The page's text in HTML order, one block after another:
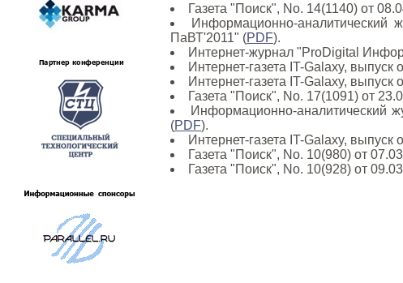
Газета "Поиск", No. 14(1140) от
Информационно-аналитический
ПаВТ'2011" (PDF).
Интернет-журнал "ProDigital
Интернет-газета IT-Galaxy, выпуск
Интернет-газета IT-Galaxy, выпуск
Газета "Поиск", No. 17(1091) от
Информационно-аналитический
(PDF).
Интернет-газета IT-Galaxy, выпуск
Газета "Поиск", No. 10(980) от
Газета "Поиск", No. 10(928) от